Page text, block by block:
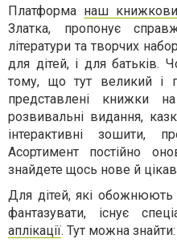
Платформа наш
Златка, пропонує
літератури та творчих
для дітей, і для
тому, що тут великий і
представлені книжки
розвивальні видання,
інтерактивні зошити,
Асортимент постійно
знайдете щось нове й
Для дітей, які обожнюють
фантазувати, існує
аплікації. Тут можна знайти: